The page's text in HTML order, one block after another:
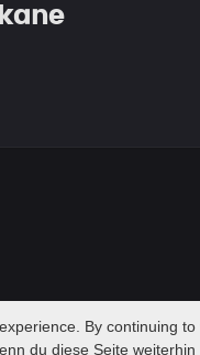
By continuing
du diese Seite